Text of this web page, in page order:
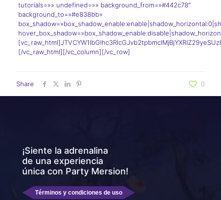
tutorials=»» undefined=»» background_from=»#442c78″
background_to=»#e838bb»
[/vc_raw_html][/vc_column][/vc_row]
Share 0
¡Siente la adrenalina
de una experiencia
única con Party Mersion!
Términos y condiciones de uso